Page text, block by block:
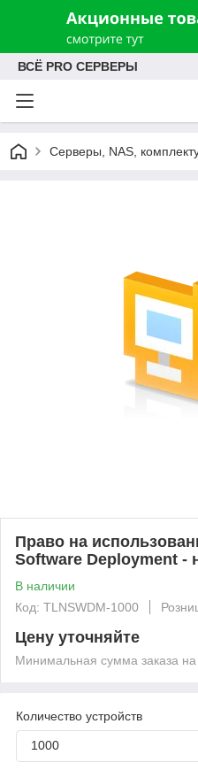
ВСЁ PRO СЕРВЕРЫ
Серверы, NAS,
Право на
Software Deployment -
В наличии
Код: TLNSWDM-1000
Цену уточняйте
Минимальная сумма заказа
Количество устройств
1000